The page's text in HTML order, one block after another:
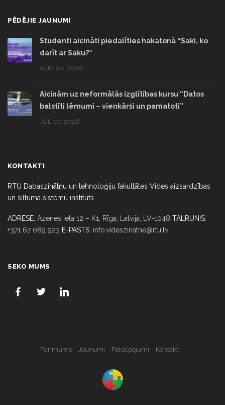
PĒDĒJIE JAUNUMI
Studenti aicināti piedalīties hakatonā “Saki, ko
darīt ar Saku?”
AUG 04, 2026
Aicinām uz neformālās izglītības kursu “Datos
balstīti lēmumi – vienkārši un pamatoti”
JUL 10, 2026
KONTAKTI
RTU Dabaszinātņu un tehnoloģiju fakultātes Vides aizsardzības
un siltuma sistēmu institūts
ADRESE: Āzenes iela 12 – K1, Rīga, Latvija, LV-1048 TĀLRUNIS:
+371 67 089 923 E-PASTS: info.videszinatne@rtu.lv
SEKO MUMS
Par mums Jaunumi Pakalpojumi Kontakti